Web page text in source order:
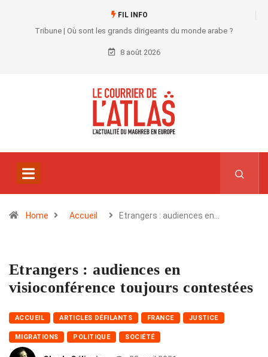
FIL INFO
Tribune | Où sont les grands dirigeants du monde arabe ?
8 août 2026
Home Accueil Etrangers : audiences en…
Etrangers : audiences en
visioconférence toujours contestées
ACCUEIL ARTICLES DÉFILANTS FRANCE JUSTICE
MIGRATIONS POLITIQUE SOCIÉTÉ